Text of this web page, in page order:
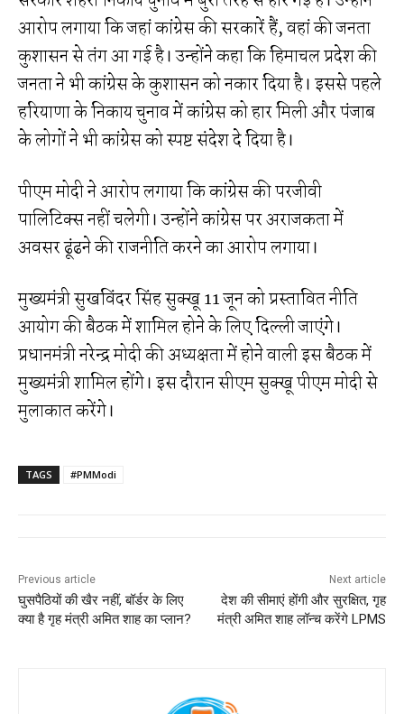
आरोप लगाया कि जहां कांग्रेस की सरकारें हैं, वहां की जनता
कुशासन से तंग आ गई है। उन्होंने कहा कि हिमाचल प्रदेश की
जनता ने भी कांग्रेस के कुशासन को नकार दिया है। इससे पहले
हरियाणा के निकाय चुनाव में कांग्रेस को हार मिली और पंजाब
के लोगों ने भी कांग्रेस को स्पष्ट संदेश दे दिया है।
पीएम मोदी ने आरोप लगाया कि कांग्रेस की परजीवी
पालिटिक्स नहीं चलेगी। उन्होंने कांग्रेस पर अराजकता में
अवसर ढूंढने की राजनीति करने का आरोप लगाया।
मुख्यमंत्री सुखविंदर सिंह सुक्खू 11 जून को प्रस्तावित नीति
आयोग की बैठक में शामिल होने के लिए दिल्ली जाएंगे।
प्रधानमंत्री नरेन्द्र मोदी की अध्यक्षता में होने वाली इस बैठक में
मुख्यमंत्री शामिल होंगे। इस दौरान सीएम सुक्खू पीएम मोदी से
मुलाकात करेंगे।
TAGS #PMModi
Previous article
घुसपैठियों की खैर नहीं, बॉर्डर के लिए
क्या है गृह मंत्री अमित शाह का प्लान?
Next article
देश की सीमाएं होंगी और सुरक्षित, गृह
मंत्री अमित शाह लॉन्च करेंगे LPMS